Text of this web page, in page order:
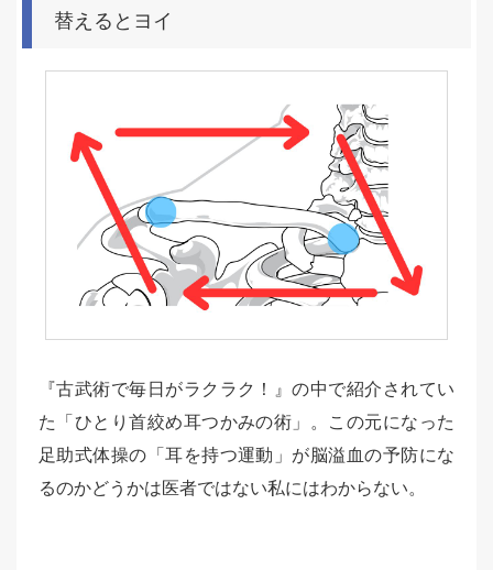
替えるとヨイ
『古武術で毎日がラクラク！』の中で紹介されてい
た「ひとり首絞め耳つかみの術」。この元になった
足助式体操の「耳を持つ運動」が脳溢血の予防にな
るのかどうかは医者ではない私にはわからない。